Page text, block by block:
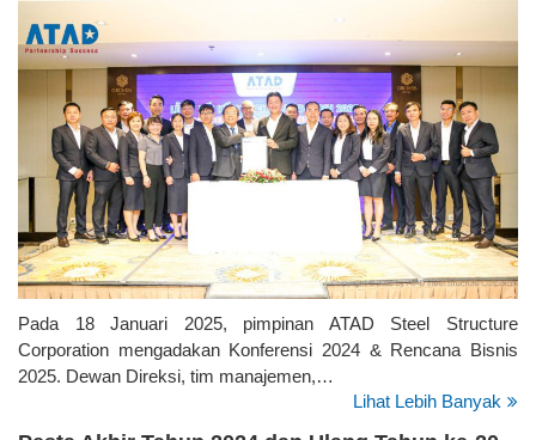
Pada 18 Januari 2025, pimpinan ATAD Steel Structure
Corporation mengadakan Konferensi 2024 & Rencana Bisnis
2025. Dewan Direksi, tim manajemen,…
Lihat Lebih Banyak